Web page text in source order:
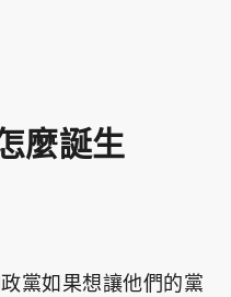
麼誕生
黨如果想讓他們的黨